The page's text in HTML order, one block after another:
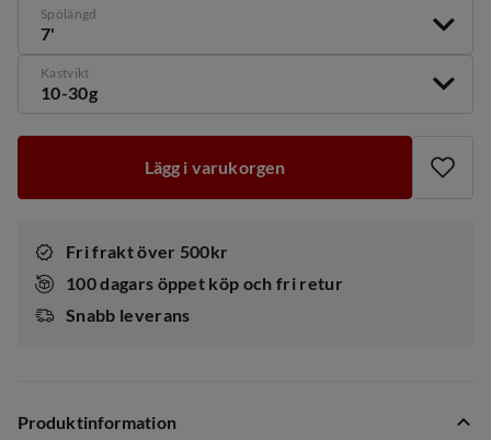
Spölängd
7'
Kastvikt
10-30g
Lägg i varukorgen
Fri frakt över 500kr
100 dagars öppet köp och fri retur
Snabb leverans
Produktinformation